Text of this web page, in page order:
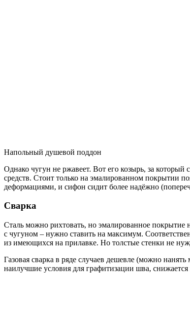
Напольный душевой поддон
Однако чугун не ржавеет. Вот его козырь, за
средств. Стоит только на эмалированном покрытии
деформациями, и сифон сидит более надёжно
Сварка
Сталь можно рихтовать, но эмалированное покрытие
с чугуном – нужно ставить на максимум.
из имеющихся на прилавке. Но толстые стенки не
Газовая сварка в ряде случаев дешевле (можно
наилучшие условия для графитизации шва, снижается